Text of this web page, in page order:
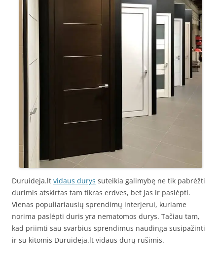
Duruideja.lt vidaus durys suteikia galimybę ne tik pabrėžti
durimis atskirtas tam tikras erdves, bet jas ir paslėpti.
Vienas populiariausių sprendimų interjerui, kuriame
norima paslėpti duris yra nematomos durys. Tačiau tam,
kad priimti sau svarbius sprendimus naudinga susipažinti
ir su kitomis Duruideja.lt vidaus durų rūšimis.